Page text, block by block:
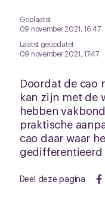
Geplaatst
09 november 2021, 16:47
Laatst geüpdatet
09 november 2021, 17:47
Doordat de cao
kan zijn met de
hebben
praktische
cao daar waar
Deel deze pagina